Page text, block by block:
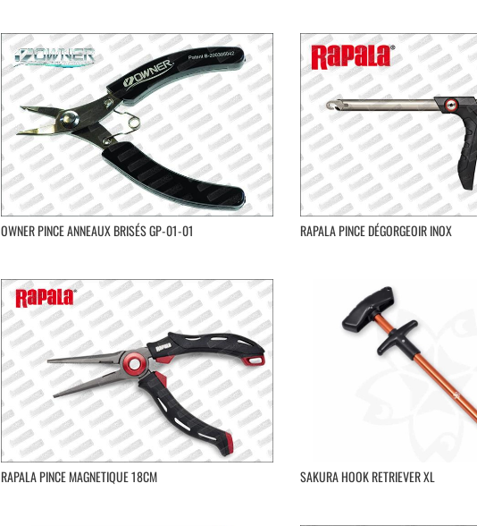
OWNER PINCE ANNEAUX BRISÉS GP-01-01 RAPALA PINCE DÉGORGEOIR INOX
RAPALA PINCE MAGNETIQUE 18CM SAKURA HOOK RETRIEVER XL